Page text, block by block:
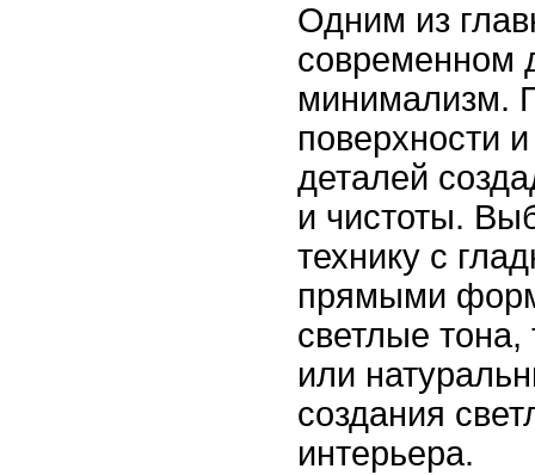
Одним из
современном
минимализм.
поверхности
деталей
и чистоты.
технику с
прямыми
светлые
или
создания
интерьера.